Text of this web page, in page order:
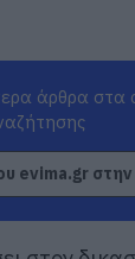
άρθρα στα
evima.gr